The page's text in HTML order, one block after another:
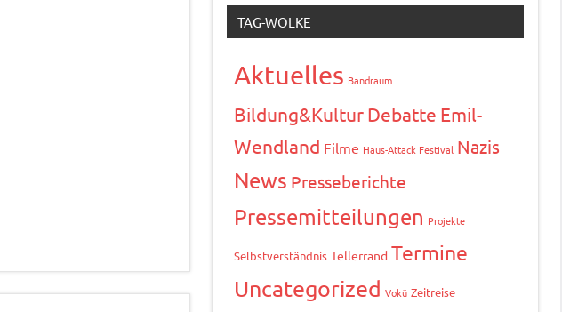
TAG-WOLKE
Aktuelles Bandraum
Bildung&KulturDebatte Emil-
Wendland Filme Haus-Attack Festival Nazis
News Presseberichte
Pressemitteilungen Projekte
Selbstverständnis Tellerrand Termine
Uncategorized Vokü Zeitreise